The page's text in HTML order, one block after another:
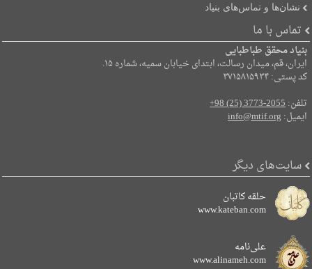
نشان‌ها و تماس‌های بنیاد
تماس با ما
بنیاد محقق طباطبایی
ایران، قم، میدان رسالت، ابتدای خیابان سمیه، شماره ۱۵.
کد پستی: ۳۷۱۵۸۱۵۹۳۴
تلفن:+98 (25) 3773-2055
ایمیل:info@mtif.org
سایت‌های دیگر
حلقه کاتبان
www.kateban.com
علی‌نامه
www.alinameh.com